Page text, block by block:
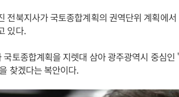
전북지사가 국토종합계획의 권역단위 계획에
있다.
국토종합계획을 지렛대 삼아 광주광역시 중심
찾겠다는 복안이다.